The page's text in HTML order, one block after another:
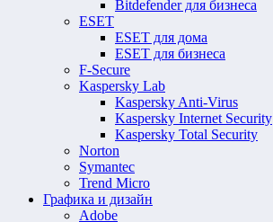
Bitdefender для бизнеса
ESET
ESET для дома
ESET для бизнеса
F-Secure
Kaspersky Lab
Kaspersky Anti-Virus
Kaspersky Internet Security
Kaspersky Total Security
Norton
Symantec
Trend Micro
Графика и дизайн
Adobe